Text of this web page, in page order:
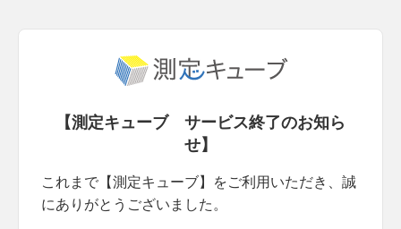
【測定キューブ サービス終了のお知ら
せ】
これまで【測定キューブ】をご利用いただき、誠
にありがとうございました。